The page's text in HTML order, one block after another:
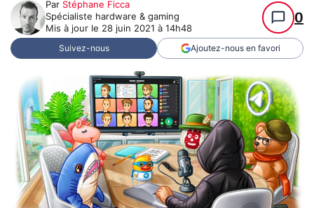
Par Stéphane Ficca
Spécialiste hardware & gaming
Mis à jour le 28 juin 2021 à 14h48
0
Suivez-nous Ajoutez-nous en favori